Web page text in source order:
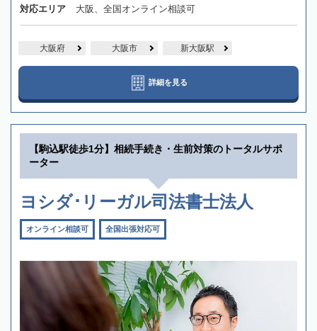
対応エリア 大阪、全国オンライン相談可
大阪府 大阪市 新大阪駅
詳細を見る
【駒込駅徒歩1分】相続手続き・生前対策のトータルサポ
ーター
ヨシダ･リーガル司法書士法人
オンライン相談可 全国出張対応可